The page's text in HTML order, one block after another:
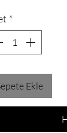
*
Ekle